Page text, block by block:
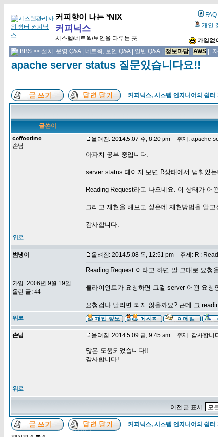
커피향이 나는 *NIX
커피닉스
시스템/네트웍/보안을 다루는 곳
FAQ
개인
가입없
BBS >> 설치, 운영 Q&A| 네트웍, 보안 Q&A| 일반 Q&A|| 정보마당| AWS
apache server status 질문있습니다요!!
커피닉스, 시스템 엔지니어의 쉼터
글쓴이
coffeetime
손님
올려짐: 2014.5.07 수, 8:20 pm 주제: apache
아파치 공부 중입니다.
server status 페이지 보면 R상태에서 멈춰있
Reading Request라고 나오네요. 이 상태가 어
그리고 재현을 해보고 싶은데 재현방법을 알고
감사합니다.
위로
범냉이
가입: 2006년 9월 19일
올린 글: 44
올려짐: 2014.5.08 목, 12:51 pm 주제: R :
Reading Request 이라고 하면 말 그대로 요청
클라이언트가 요청하면 그걸 server 어떤 요청
요청겁나 날리면 되지 않을까요? 근데 그
위로
손님 올려짐: 2014.5.09 금, 9:45 am 주제: 감사합니
많은 도움되었습니다!!
감사합니다!
위로
이전 글 표시:
커피닉스, 시스템 엔지니어의 쉼터